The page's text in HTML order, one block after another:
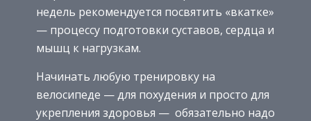
недель рекомендуется посвятить «вкатке»
— процессу подготовки суставов, сердца и
мышц к нагрузкам.
Начинать любую тренировку на
велосипеде — для похудения и просто для
укрепления здоровья — обязательно надо